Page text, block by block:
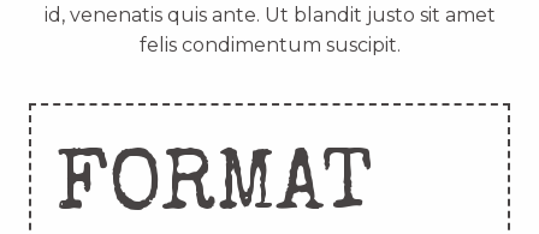
id, venenatis quis ante. Ut blandit justo sit amet
felis condimentum suscipit.
FORMAT